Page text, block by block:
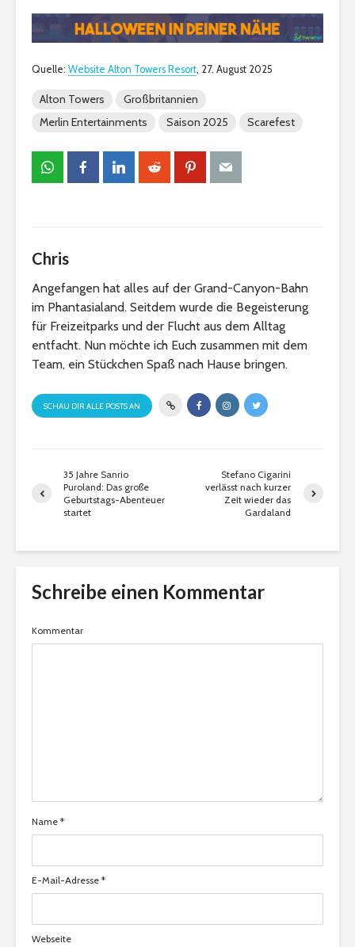
Quelle: Website Alton Towers Resort, 27. August 2025
Alton Towers
Großbritannien
Merlin Entertainments
Saison 2025 Scarefest
Chris
Angefangen hat alles auf der Grand-Canyon-Bahn
im Phantasialand. Seitdem wurde die Begeisterung
für Freizeitparks und der Flucht aus dem Alltag
entfacht. Nun möchte ich Euch zusammen mit dem
Team, ein Stückchen Spaß nach Hause bringen.
SCHAU DIR ALLE POSTS AN
35 Jahre Sanrio
Puroland: Das große
Geburtstags-Abenteuer
startet
Stefano Cigarini
verlässt nach kurzer
Zeit wieder das
Gardaland
Schreibe einen Kommentar
Kommentar
Name *
E-Mail-Adresse *
Webseite